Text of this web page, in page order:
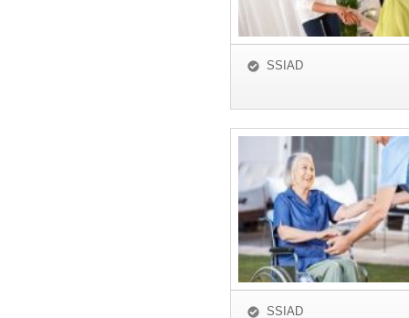
SSIAD
SSIAD